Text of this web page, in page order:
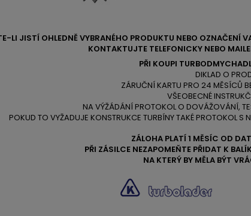
LI JISTÍ OHLEDNĚ VYBRANÉHO PRODUKTU NEBO OZNAČENÍ
KONTAKTUJTE TELEFONICKY NEBO
PŘI KOUPI
DIKLAD O
ZÁRUČNÍ KARTU PRO 24 MĚSÍCŮ
VŠEOBECNÉ
NA VÝŽÁDÁNÍ PROTOKOL O DOVÁŽOVÁNÍ,
POKUD TO VYŽADUJE KONSTRUKCE TURBÍNY TAKÉ PROTOKOL S
ZÁLOHA PLATÍ 1 MĚSÍC OD
PŘI ZÁSILCE NEZAPOMEŇTE PŘIDAT K
NA KTERÝ BY MĚLA BÝT